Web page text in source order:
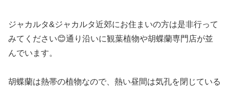
ジャカルタ&ジャカルタ近郊にお住まいの方は是非行って
みてください😊通り沿いに観葉植物や胡蝶蘭専門店が並
んでいます。
胡蝶蘭は熱帯の植物なので、熱い昼間は気孔を閉じている